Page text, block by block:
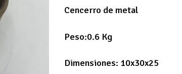
Cencerro de metal
Peso:0.6 Kg
Dimensiones: 10x30x25